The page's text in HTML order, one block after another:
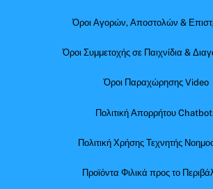
Όροι Αγορών, Αποστολών &
Όροι Συμμετοχής σε Παιχνίδια &
Όροι Παραχώρησης Video
Πολιτική Απορρήτου
Πολιτική Χρήσης Τεχνητής
Προϊόντα Φιλικά προς το